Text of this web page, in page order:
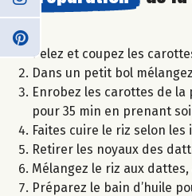
Pelez et coupez les
Dans un petit bol
Enrobez les carottes de la
pour 35 min en prenant
Faites cuire le riz selon
Retirer les noyaux des
Mélangez le riz aux
Préparez le bain d’huile